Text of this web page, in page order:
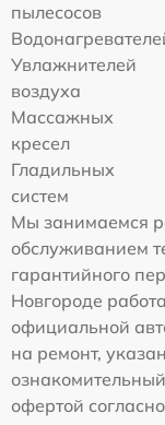
пылесосов
Увлажнителей
воздуха
Массажных
кресел
Гладильных
систем
Мы занимаемся
обслуживанием
гарантийного
Новгороде
официальной
на ремонт,
офертой